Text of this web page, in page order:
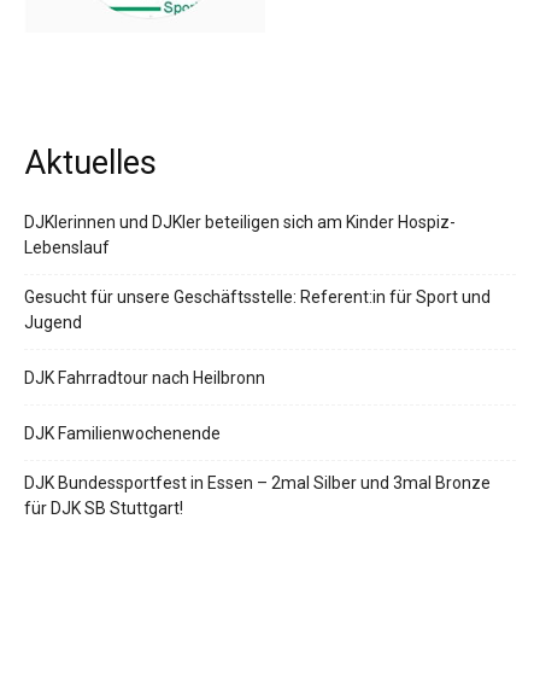
Aktuelles
DJKlerinnen und DJKler beteiligen sich am Kinder Hospiz-
Lebenslauf
Gesucht für unsere Geschäftsstelle: Referent:in für Sport und
Jugend
DJK Fahrradtour nach Heilbronn
DJK Familienwochenende
DJK Bundessportfest in Essen – 2mal Silber und 3mal Bronze
für DJK SB Stuttgart!